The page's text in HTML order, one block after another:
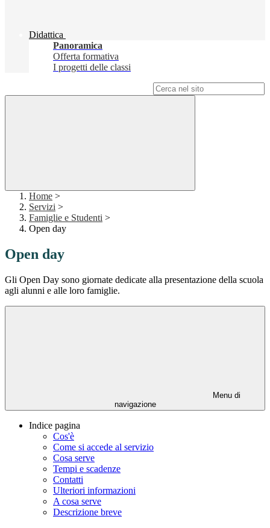
Didattica
Panoramica
Offerta formativa
I progetti delle classi
Home >
Servizi >
Famiglie e Studenti >
Open day
Open day
Gli Open Day sono giornate dedicate alla presentazione della scuola
agli alunni e alle loro famiglie.
Menu di
navigazione
Indice pagina
Cos'è
Come si accede al servizio
Cosa serve
Tempi e scadenze
Contatti
Ulteriori informazioni
A cosa serve
Descrizione breve